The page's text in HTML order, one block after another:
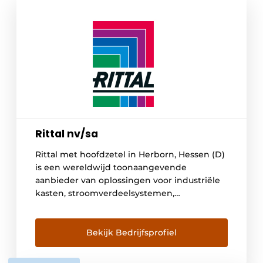
Rittal nv/sa
Rittal met hoofdzetel in Herborn, Hessen (D)
is een wereldwijd toonaangevende
aanbieder van oplossingen voor industriële
kasten, stroomverdeelsystemen,
Systeemoplossingen van Rittal worden
toegepast in nagenoeg alle sectoren,
hoofdzakelijk in de automobielindustrie,
energieproductie, machine- en
Bekijk Bedrijfsprofiel